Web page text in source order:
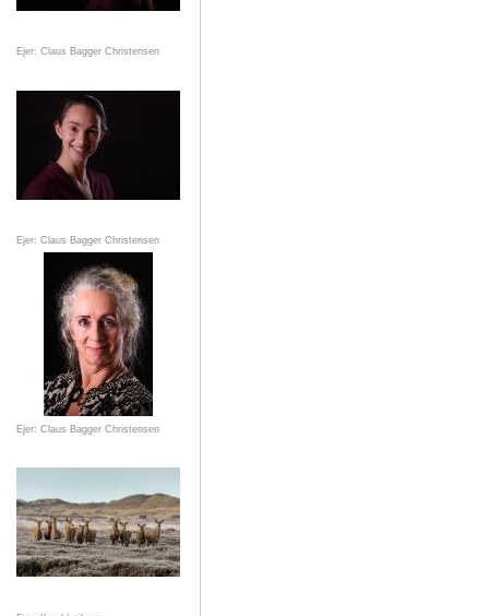
Ejer: Claus Bagger Christensen
Ejer: Claus Bagger Christensen
Ejer: Claus Bagger Christensen